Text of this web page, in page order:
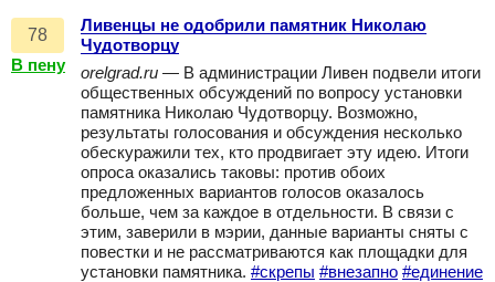
78
В пену
Ливенцы не одобрили памятник Николаю
Чудотворцу
orelgrad.ru — В администрации Ливен подвели итоги
общественных обсуждений по вопросу установки
памятника Николаю Чудотворцу. Возможно,
результаты голосования и обсуждения несколько
обескуражили тех, кто продвигает эту идею. Итоги
опроса оказались таковы: против обоих
предложенных вариантов голосов оказалось
больше, чем за каждое в отдельности. В связи с
этим, заверили в мэрии, данные варианты сняты с
повестки и не рассматриваются как площадки для
установки памятника. #скрепы #внезапно #единение